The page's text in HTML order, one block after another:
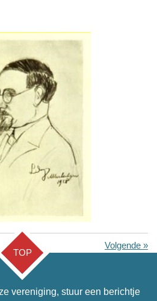
Laudy.
Volgende »
TOP
vereniging, stuur een berichtje